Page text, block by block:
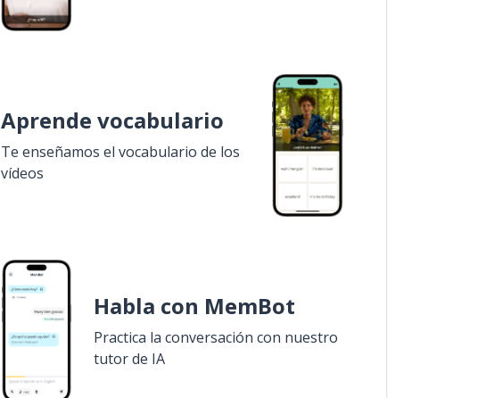
Aprende vocabulario
Te enseñamos el vocabulario de los
vídeos
Habla con MemBot
Practica la conversación con nuestro
tutor de IA